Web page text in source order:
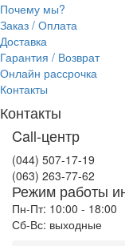
Почему мы?
Заказ / Оплата
Доставка
Гарантия / Возврат
Онлайн рассрочка
Контакты
Контакты
Call-центр
(044) 507-17-19
(063) 263-77-62
Режим работы
Пн-Пт: 10:00 - 18:00
Сб-Вс: выходные